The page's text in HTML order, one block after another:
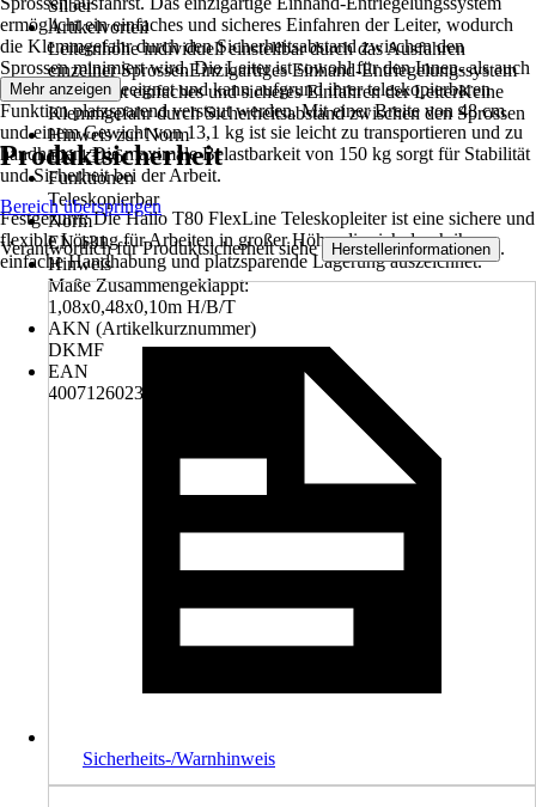
Silber
Artikelvorteil
Leiternhöhe individuell einstellbar durch das Ausfahren
einzelner SprossenEinzigartiges Einhand-Entriegelungssystem
ermöglicht einfaches und sicheres Einfahren der LeiterKeine
Klemmgefahr durch Sicherheitsabstand zwischen den Sprossen
Hinweis zur Norm
EN 131-6
Funktionen
Teleskopierbar
Norm
EN 131
Hinweis
Maße Zusammengeklappt:
1,08x0,48x0,10m H/B/T
AKN (Artikelkurznummer)
DKMF
EAN
4007126023124
ermöglicht ein einfaches und sicheres Einfahren der Leiter, wodurch
die Klemmgefahr durch den Sicherheitsabstand zwischen den
Sprossen minimiert wird. Die Leiter ist sowohl für den Innen- als auch
Außenbereich geeignet und kann aufgrund ihrer teleskopierbaren
Funktion platzsparend verstaut werden. Mit einer Breite von 48 cm
und einem Gewicht von 13,1 kg ist sie leicht zu transportieren und zu
handhaben. Die maximale Belastbarkeit von 150 kg sorgt für Stabilität
und Sicherheit bei der Arbeit.
Festgezurrt: Die Hailo T80 FlexLine Teleskopleiter ist eine sichere und
flexible Lösung für Arbeiten in großer Höhe, die sich durch ihre
einfache Handhabung und platzsparende Lagerung auszeichnet.
Mehr anzeigen
Produktsicherheit
Bereich überspringen
Verantwortlich für Produktsicherheit siehe Herstellerinformationen .
Sicherheits-/Warnhinweis